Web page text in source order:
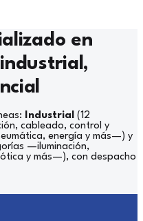
en
Industrial (12
cableado, control y
energía y más—) y
—iluminación,
y más—), con despacho